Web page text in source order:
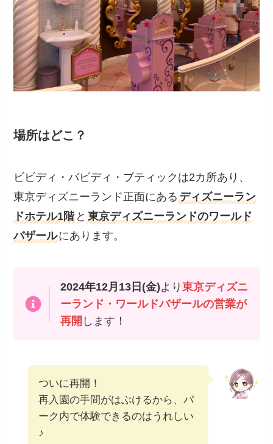
場所はどこ？
ビビディ・バビディ・ブティックは2カ所あり、
東京ディズニーランド正面にある ディズニーラン
ドホテル1階 と 東京ディズニーランドのワールド
バザールにあります。
2024年12月13日(金)より 東京ディズニ
ーランド・ワールドバザールの営業が
再開 します！
ついに再開！
再入園の手間がはぶけるから、パ
ーク内で体験できるのはうれしい
♪